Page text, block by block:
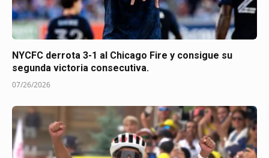
NYCFC derrota 3-1 al Chicago Fire y consigue su
segunda victoria consecutiva.
07/26/2026